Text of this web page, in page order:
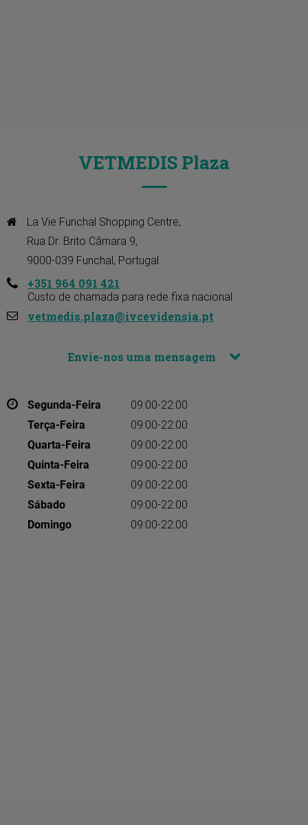
VETMEDIS Plaza
La Vie Funchal Shopping Centre,
Rua Dr. Brito Câmara 9,
9000-039 Funchal, Portugal
+351 964 091 421
Custo de chamada para rede fixa nacional
vetmedis.plaza@ivcevidensia.pt
Envie-nos uma mensagem
Segunda-Feira
09:00-22:00
Terça-Feira
09:00-22:00
Quarta-Feira
09:00-22:00
Quinta-Feira
09:00-22:00
Sexta-Feira
09:00-22:00
Sábado
09:00-22:00
Domingo
09:00-22:00